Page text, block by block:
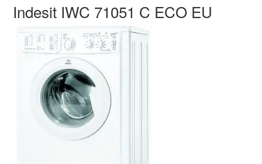
Indesit IWC 71051 C ECO EU